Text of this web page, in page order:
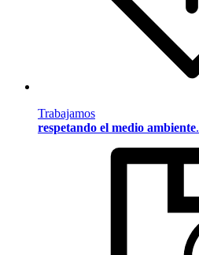
Trabajamos
respetando el medio ambiente.